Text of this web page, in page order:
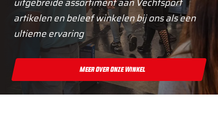
artikelen en beleef winkelen bij ons als een
ultieme ervaring
Meer Over Onze Winkel